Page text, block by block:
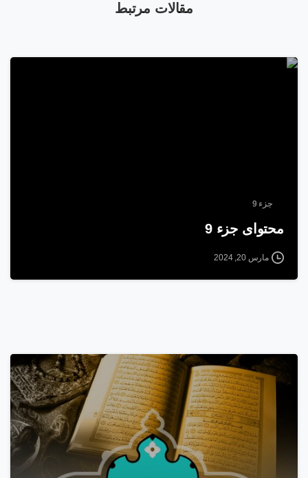
مقالات مرتبط
جزء 9
محتوای جزء 9
مارس 20, 2024
10